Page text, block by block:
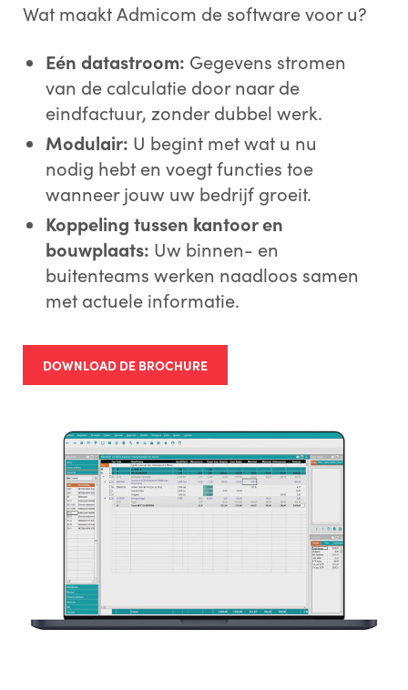
Wat maakt Admicom de software voor u?
Eén datastroom: Gegevens stromen
van de calculatie door naar de
eindfactuur, zonder dubbel werk.
Modulair: U begint met wat u nu
nodig hebt en voegt functies toe
wanneer jouw uw bedrijf groeit.
Koppeling tussen kantoor en
bouwplaats: Uw binnen- en
buitenteams werken naadloos samen
met actuele informatie.
DOWNLOAD DE BROCHURE